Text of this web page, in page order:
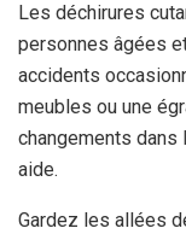
Les déchirures
personnes âgées
accidents
meubles ou une
changements dans
aide.
Gardez les allées